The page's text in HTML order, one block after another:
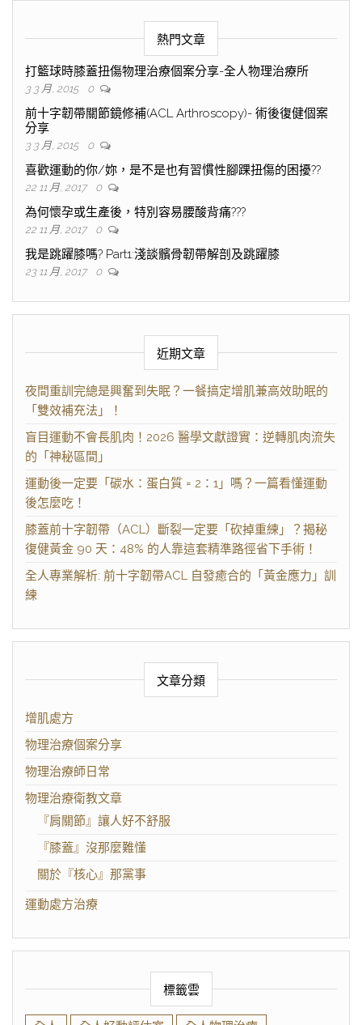
熱門文章
打籃球時膝蓋扭傷物理治療個案分享-全人物理治療所
3 3 月, 2015 0
前十字韌帶關節鏡修補(ACL Arthroscopy)- 術後復健個案
分享
3 3 月, 2015 0
喜歡運動的你/妳，是不是也有習慣性腳踝扭傷的困擾??
22 11 月, 2017 0
為何懷孕或生產後，特別容易腰酸背痛???
22 11 月, 2017 0
我是跳躍膝嗎? Part1:淺談髕骨韌帶解剖及跳躍膝
23 11 月, 2017 0
近期文章
夜間重訓完總是興奮到失眠？一餐搞定增肌兼高效助眠的
「雙效補充法」！
盲目運動不會長肌肉！2026 醫學文獻證實：逆轉肌肉流失
的「神秘區間」
運動後一定要「碳水：蛋白質 = 2：1」嗎？一篇看懂運動
後怎麼吃！
膝蓋前十字韌帶（ACL）斷裂一定要「砍掉重練」？揭秘
復健黃金 90 天：48% 的人靠這套精準路徑省下手術！
全人專業解析: 前十字韌帶ACL 自發癒合的「黃金應力」訓
練
文章分類
增肌處方
物理治療個案分享
物理治療師日常
物理治療衛教文章
『肩關節』讓人好不舒服
『膝蓋』沒那麼難懂
關於『核心』那黨事
運動處方治療
標籤雲